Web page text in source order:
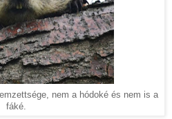
nem a hódoké és nem is a
fáké.